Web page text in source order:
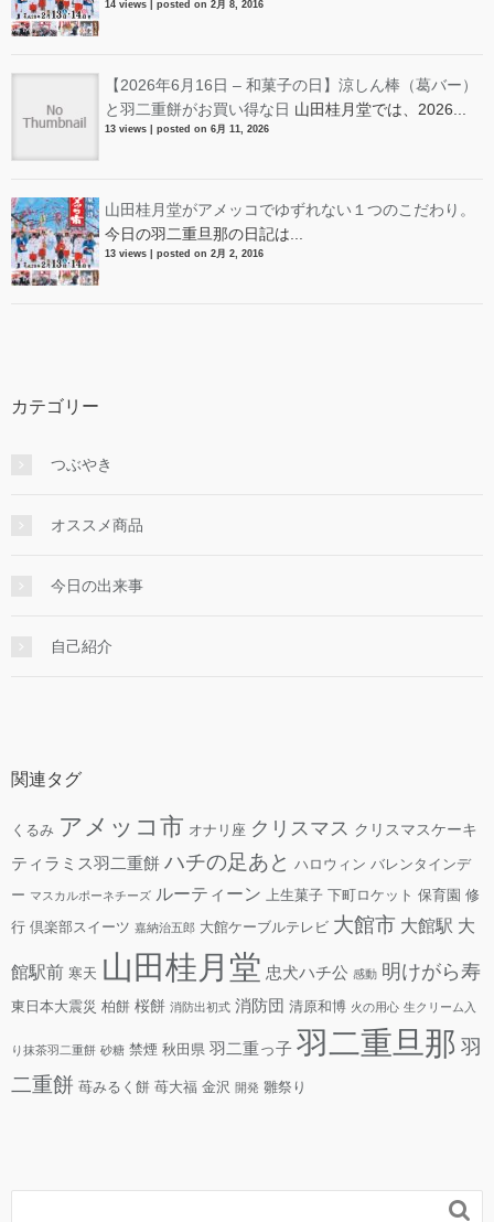
14 views posted on 2月 8, 2016
【2026年6月16日 – 和菓子の日】涼しん棒（葛バー）
と羽二重餅がお買い得な日 山田桂月堂では、2026...
13 views posted on 6月 11, 2026
山田桂月堂がアメッコでゆずれない１つのこだわり。
今日の羽二重旦那の日記は...
13 views posted on 2月 2, 2016
カテゴリー
つぶやき
オススメ商品
今日の出来事
自己紹介
関連タグ
くるみ アメッコ市 オナリ座 クリスマス クリスマスケーキ
ティラミス羽二重餅 ハチの足あと ハロウィン バレンタインデ
ー マスカルポーネチーズ ルーティーン 上生菓子 下町ロケット 保育園 修
行 倶楽部スイーツ 嘉納治五郎 大館ケーブルテレビ 大館市 大館駅 大
館駅前 寒天 山田桂月堂 忠犬ハチ公 感動 明けがら寿
東日本大震災 柏餅 桜餅 消防出初式 消防団 清原和博 火の用心 生クリーム入
り抹茶羽二重餅 砂糖 禁煙 秋田県 羽二重っ子 羽二重旦那 羽
二重餅 苺みるく餅 苺大福 金沢 開発 雛祭り
